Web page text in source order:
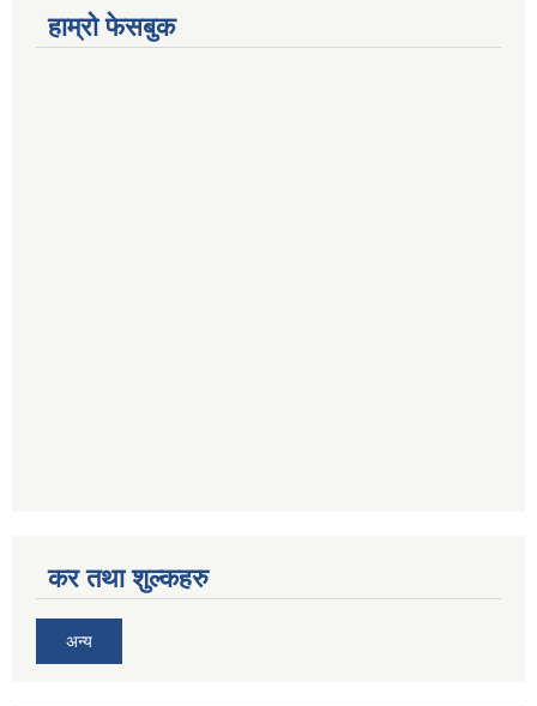
हाम्रो फेसबुक
कर तथा शुल्कहरु
अन्य